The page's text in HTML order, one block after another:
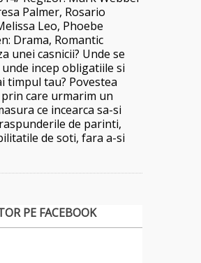
Palmer, Rosario
Leo, Phoebe
Drama, Romantic
unei casnicii? Unde se
incep obligatiile si
timpul tau? Povestea
care urmarim un
ce incearca sa-si
de parinti,
de soti, fara a-si
PE FACEBOOK